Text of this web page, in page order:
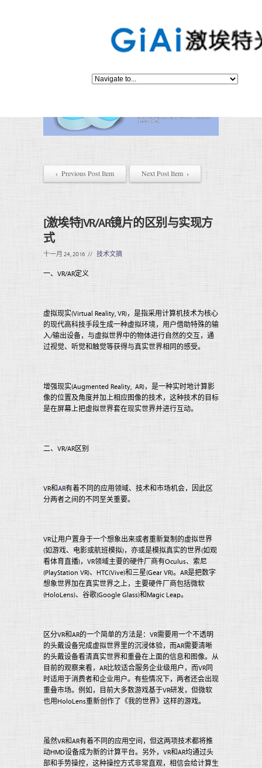
Previous Post Item Next Post Item
[激埃特]VR/AR镜片的区别与实现方
式
十一月 24, 2016 // 技术文摘
一、VR/AR定义
虚拟现实(Virtual Reality, VR)，是指采用计算机技术为核心
的现代高科技手段生成一种虚拟环境，用户借助特殊的输
入/输出设备，与虚拟世界中的物体进行自然的交互，通
过视觉、听觉和触觉等获得与真实世界相同的感受。
增强现实(Augmented Reality, AR)，是一种实时地计算影
像的位置及角度并加上相应图像的技术，这种技术的目标
是在屏幕上把虚拟世界套在现实世界并进行互动。
二、VR/AR区别
VR和AR有着不同的应用领域、技术和市场机会，因此区
分两者之间的不同至关重要。
VR让用户置身于一个想象出来或者重新复制的虚拟世界
(如游戏、电影或航班模拟)，亦或是模拟真实的世界(如观
看体育直播)，VR领域主要的硬件厂商有Oculus、索尼
(PlayStation VR)、HTC(Vive)和三星(Gear VR)。AR是把数字
想象世界加在真实世界之上，主要硬件厂商包括微软
(HoloLens)、谷歌(Google Glass)和Magic Leap。
区分VR和AR的一个简单的方法是：VR需要用一个不透明
的头戴设备完成虚拟世界里的沉浸体验，而AR需要清晰
的头戴设备看清真实世界和重叠在上面的信息和图像。从
目前的观察来看，AR比较适合服务企业级用户，而VR同
时适用于消费者和企业用户。有些情况下，两者还会出现
重叠市场。例如，目前大多数游戏基于VR研发，但微软
也用HoloLens重新创作了《我的世界》这样的游戏。
虽然VR和AR有着不同的应用空间，但这两项技术都将推
动HMD设备成为新的计算平台。另外，VR和AR均通过头
部和手势操控，这种操控方式非常直观，相信会给计算生